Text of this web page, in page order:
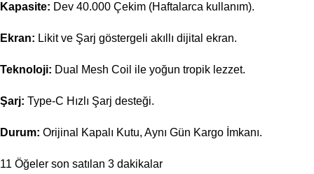
Kapasite: Dev 40.000 Çekim (Haftalarca kullanım).
Ekran: Likit ve Şarj göstergeli akıllı dijital ekran.
Teknoloji: Dual Mesh Coil ile yoğun tropik lezzet.
Şarj: Type-C Hızlı Şarj desteği.
Durum: Orijinal Kapalı Kutu, Aynı Gün Kargo İmkanı.
11 Öğeler son satılan 3 dakikalar